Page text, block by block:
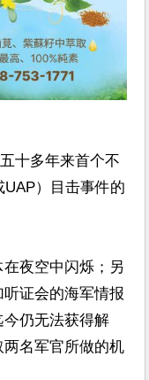
十多年来首个不
）目击事件的
夜空中闪烁；另
证会的海军情报
今仍无法获得解
名军官所做的机